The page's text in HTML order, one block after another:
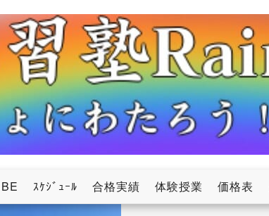
ｽｹｼﾞｭｰﾙ 合格実績 体験授業 価格表